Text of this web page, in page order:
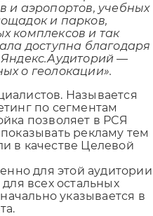
и аэропортов, учебных
и парков,
комплексов и так
доступна благодаря
Яндекс.Аудиторий —
о геолокации».
Называется
по сегментам
позволяет в РСЯ
рекламу тем
в качестве Целевой
для этой аудитории
всех остальных
указывается в